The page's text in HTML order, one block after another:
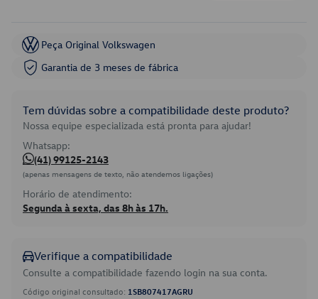
Peça Original Volkswagen
Garantia de 3 meses de fábrica
Tem dúvidas sobre a compatibilidade deste produto?
Nossa equipe especializada está pronta para ajudar!
Whatsapp:
(41) 99125-2143
(apenas mensagens de texto, não atendemos ligações)
Horário de atendimento:
Segunda à sexta, das 8h às 17h.
Verifique a compatibilidade
Consulte a compatibilidade fazendo login na sua conta.
Código original consultado: 1SB807417AGRU